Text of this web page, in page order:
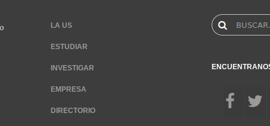
LA US
ESTUDIAR
INVESTIGAR
EMPRESA
DIRECTORIO